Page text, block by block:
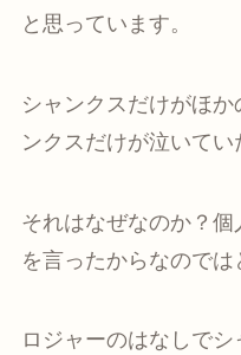
と思っています。
シャンクスだけがほ
ンクスだけが泣いてい
それはなぜなのか？
を言ったからなのでは
ロジャーのはなしで